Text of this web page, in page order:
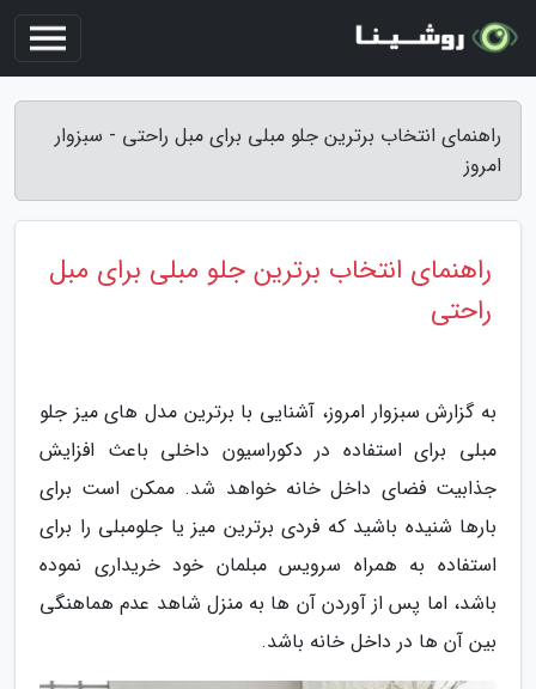
راهنمای انتخاب برترین جلو مبلی برای مبل راحتی - سبزوار
امروز
راهنمای انتخاب برترین جلو مبلی برای مبل
راحتی
به گزارش سبزوار امروز، آشنایی با برترین مدل های میز جلو
مبلی برای استفاده در دکوراسیون داخلی باعث افزایش
جذابیت فضای داخل خانه خواهد شد. ممکن است برای
بارها شنیده باشید که فردی برترین میز یا جلومبلی را برای
استفاده به همراه سرویس مبلمان خود خریداری نموده
باشد، اما پس از آوردن آن ها به منزل شاهد عدم هماهنگی
بین آن ها در داخل خانه باشد.